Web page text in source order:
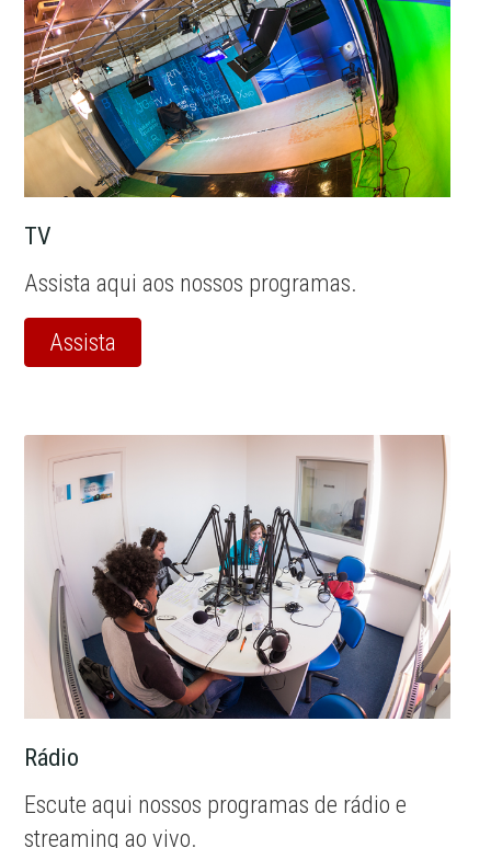
TV
Assista aqui aos nossos programas.
Assista
Rádio
Escute aqui nossos programas de rádio e
streaming ao vivo.